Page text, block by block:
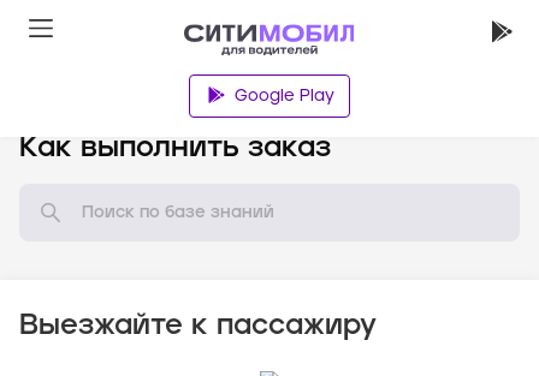
Google Play
Как выполнить заказ
Выезжайте к пассажиру